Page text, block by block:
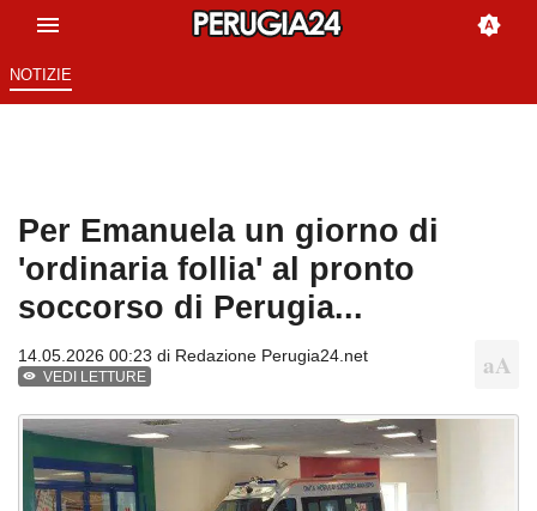
NOTIZIE
Per Emanuela un giorno di
'ordinaria follia' al pronto
soccorso di Perugia...
14.05.2026 00:23 di Redazione Perugia24.net
VEDI LETTURE